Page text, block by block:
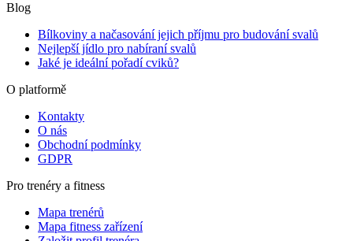
Blog
Bílkoviny a načasování jejich příjmu pro budování svalů
Nejlepší jídlo pro nabíraní svalů
Jaké je ideální pořadí cviků?
O platformě
Kontakty
O nás
Obchodní podmínky
GDPR
Pro trenéry a fitness
Mapa trenérů
Mapa fitness zařízení